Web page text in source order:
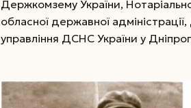
Держкомзему України,
обласної державної
управління ДСНС України у